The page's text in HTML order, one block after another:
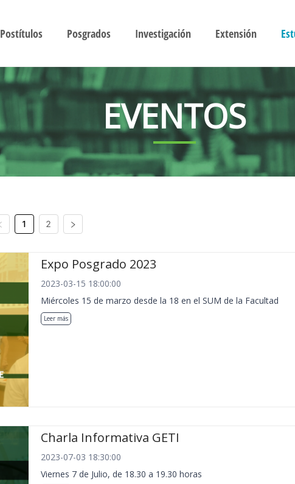
Postítulos Posgrados Investigación Extensión
EVENTOS
1 2
Expo Posgrado 2023
2023-03-15 18:00:00
Miércoles 15 de marzo desde la 18 en el SUM de la Facultad
Leer más
Charla Informativa GETI
2023-07-03 18:30:00
Viernes 7 de Julio, de 18.30 a 19.30 horas